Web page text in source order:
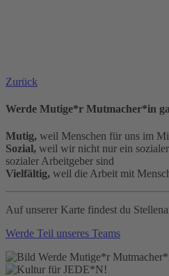
Zurück
Werde Mutige*r Mutmacher*in
Mutig, weil Menschen für uns im
Sozial, weil wir nicht nur ein
sozialer Arbeitgeber sind
Vielfältig, weil die Arbeit mit
Auf unserer Karte findest du
Werde Teil unseres Teams